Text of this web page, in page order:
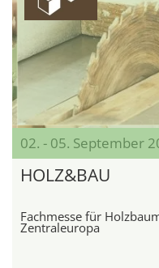
02. - 05. September
HOLZ&BAU
Fachmesse für
Zentraleuropa